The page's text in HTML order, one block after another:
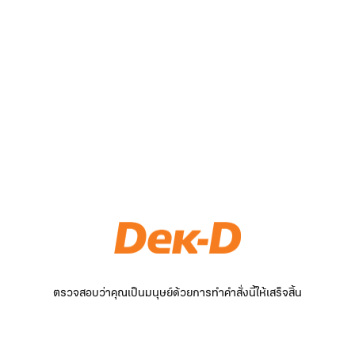
ตรวจสอบว่าคุณเป็นมนุษย์ด้วยการทำคำสั่งนี้ให้เสร็จสิ้น